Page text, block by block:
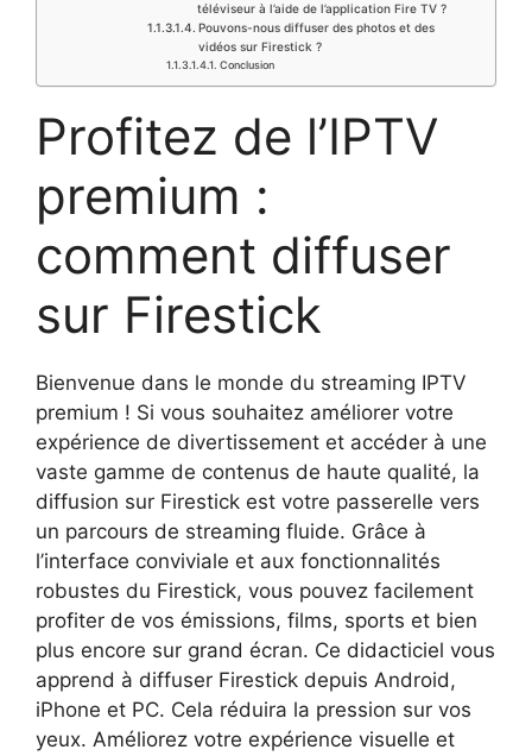
téléviseur à l’aide de l’application Fire TV ?
Pouvons-nous diffuser des photos et des
vidéos sur Firestick ?
Conclusion
Profitez de l’IPTV
premium :
comment diffuser
sur Firestick
Bienvenue dans le monde du streaming IPTV
premium ! Si vous souhaitez améliorer votre
expérience de divertissement et accéder à une
vaste gamme de contenus de haute qualité, la
diffusion sur Firestick est votre passerelle vers
un parcours de streaming fluide. Grâce à
l’interface conviviale et aux fonctionnalités
robustes du Firestick, vous pouvez facilement
profiter de vos émissions, films, sports et bien
plus encore sur grand écran. Ce didacticiel vous
apprend à diffuser Firestick depuis Android,
iPhone et PC. Cela réduira la pression sur vos
yeux. Améliorez votre expérience visuelle et